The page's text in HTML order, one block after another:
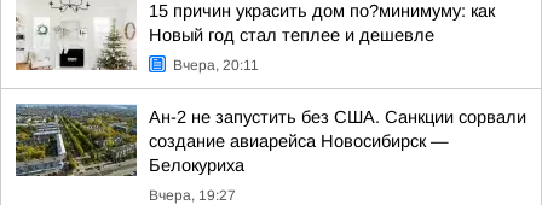
15 причин украсить дом по?минимуму: как
Новый год стал теплее и дешевле
Вчера, 20:11
Ан-2 не запустить без США. Санкции сорвали
создание авиарейса Новосибирск —
Белокуриха
Вчера, 19:27